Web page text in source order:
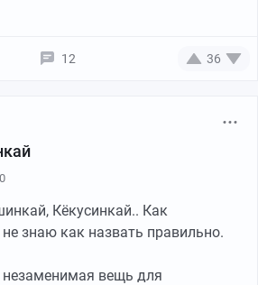
12 36
0
Кёкусинкай.. Как
знаю как назвать правильно.
незаменимая вещь для